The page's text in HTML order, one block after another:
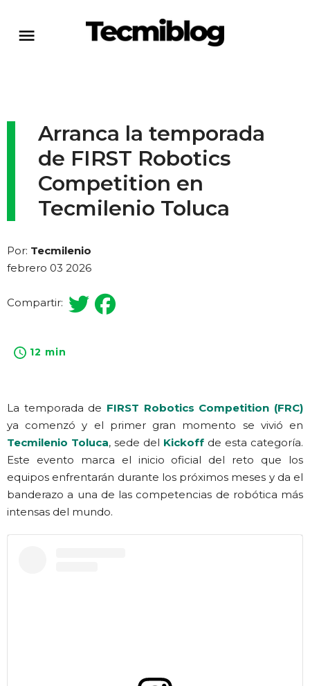
Arranca la temporada
de FIRST Robotics
Competition en
Tecmilenio Toluca
Por: Tecmilenio
febrero 03 2026
Compartir:
12 min
La temporada de FIRST Robotics Competition (FRC)
ya comenzó y el primer gran momento se vivió en
Tecmilenio Toluca, sede del Kickoff de esta categoría.
Este evento marca el inicio oficial del reto que los
equipos enfrentarán durante los próximos meses y da el
banderazo a una de las competencias de robótica más
intensas del mundo.